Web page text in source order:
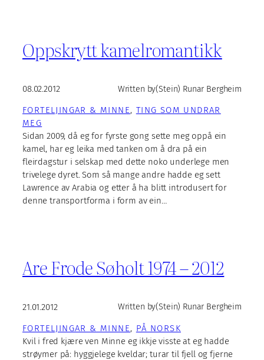
Oppskrytt kamelromantikk
08.02.2012 Written by(Stein) Runar Bergheim
FORTELJINGAR & MINNE, TING SOM UNDRAR
MEG
Sidan 2009, då eg for fyrste gong sette meg oppå ein
kamel, har eg leika med tanken om å dra på ein
fleirdagstur i selskap med dette noko underlege men
trivelege dyret. Som så mange andre hadde eg sett
Lawrence av Arabia og etter å ha blitt introdusert for
denne transportforma i form av ein…
Are Frode Søholt 1974 – 2012
21.01.2012 Written by(Stein) Runar Bergheim
FORTELJINGAR & MINNE, PÅ NORSK
Kvil i fred kjære ven Minne eg ikkje visste at eg hadde
strøymer på: hyggjelege kveldar; turar til fjell og fjerne